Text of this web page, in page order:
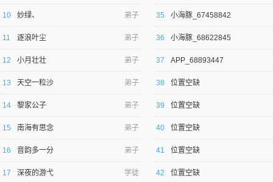
10 妙绿、 弟子
11 逐浪叶尘 弟子
12 小月壮壮 弟子
13 天空一粒沙 弟子
14 黎家公子 弟子
15 南海有思念 弟子
16 音韵多一分 弟子
17 深夜的游弋 学徒
35 小海豚_67458842
36 小海豚_68622845
37 APP_68893447
38 位置空缺
39 位置空缺
40 位置空缺
41 位置空缺
42 位置空缺